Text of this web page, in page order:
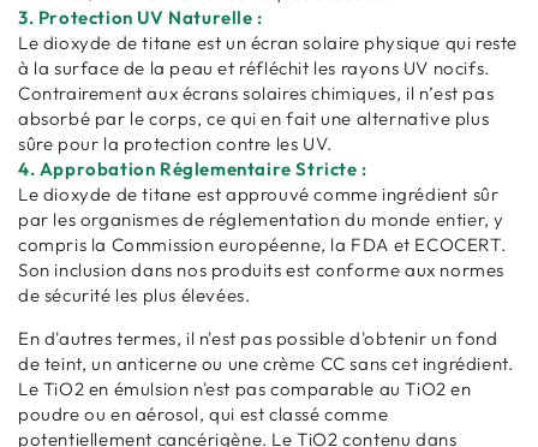
3. Protection UV Naturelle :
Le dioxyde de titane est un écran solaire physique qui reste
à la surface de la peau et réfléchit les rayons UV nocifs.
Contrairement aux écrans solaires chimiques, il n’est pas
absorbé par le corps, ce qui en fait une alternative plus
sûre pour la protection contre les UV.
4. Approbation Réglementaire Stricte :
Le dioxyde de titane est approuvé comme ingrédient sûr
par les organismes de réglementation du monde entier, y
compris la Commission européenne, la FDA et ECOCERT.
Son inclusion dans nos produits est conforme aux normes
de sécurité les plus élevées.
En d'autres termes, il n'est pas possible d'obtenir un fond
de teint, un anticerne ou une crème CC sans cet ingrédient.
Le TiO2 en émulsion n'est pas comparable au TiO2 en
poudre ou en aérosol, qui est classé comme
potentiellement cancérigène. Le TiO2 contenu dans